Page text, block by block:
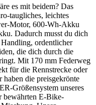
es mit beidem? Das
taugliches, leichtes
Motor, 600-Wh-Akku
Dadurch musst du dich
ordentlicher
die dich durch die
Mit 170 mm Federweg
für die Rennstrecke oder
die preisgekrönte
Größensystem unseres
bewährten E-Bike-